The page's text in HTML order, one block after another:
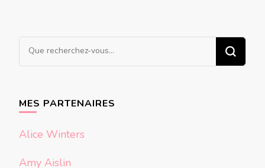
Vous
MES PARTENAIRES
Alice Winters
Amy Aislin